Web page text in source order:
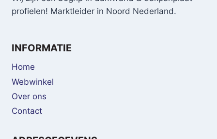
profielen! Marktleider in Noord Nederland.
INFORMATIE
Home
Webwinkel
Over ons
Contact